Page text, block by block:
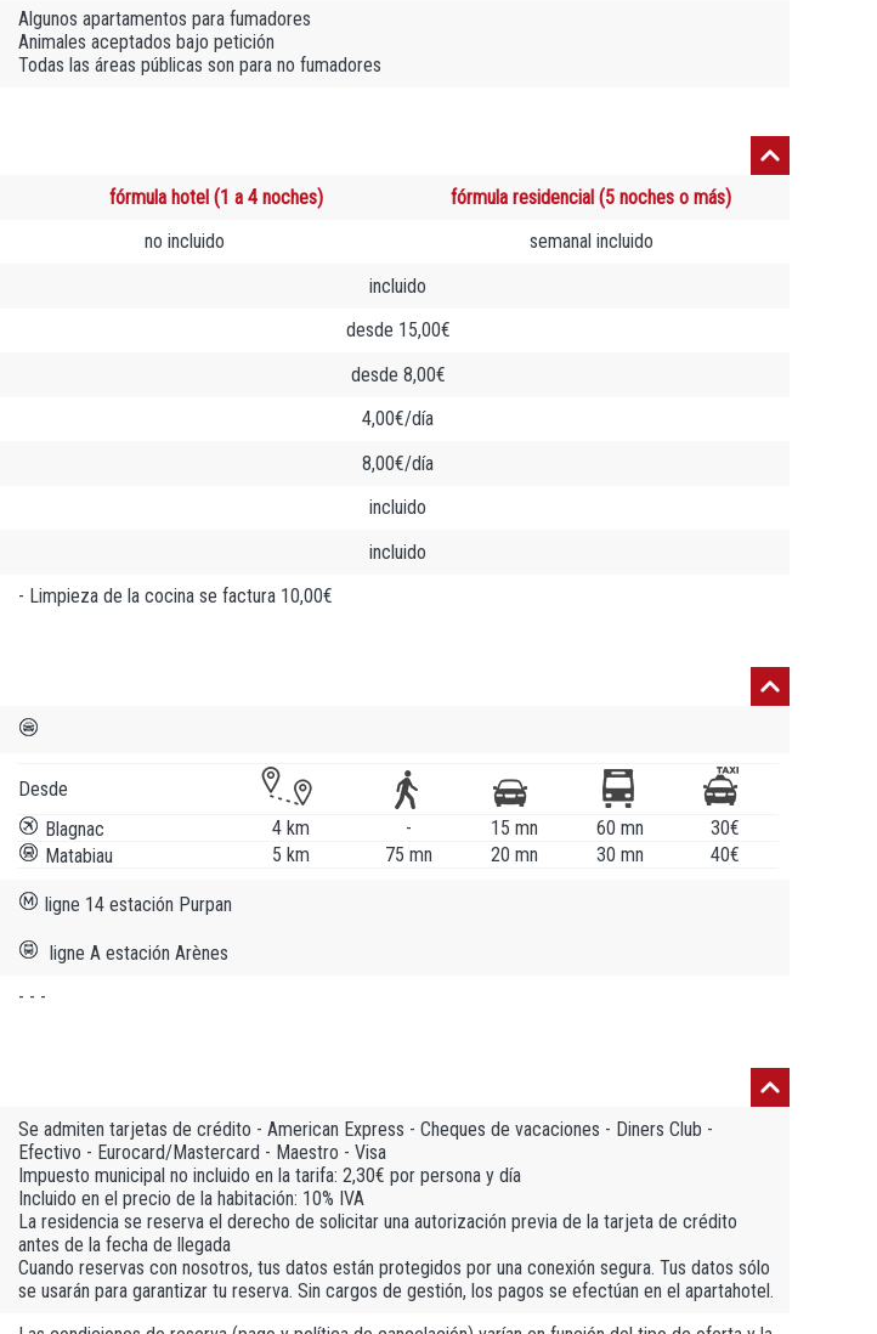
Algunos apartamentos para fumadores
Animales aceptados bajo petición
Todas las áreas públicas son para no fumadores
fórmula residencial (5 noches o más)
fórmula hotel (1 a 4 noches)
semanal incluido
no incluido
incluido
desde 15,00€
desde 8,00€
4,00€/día
8,00€/día
incluido
incluido
- Limpieza de la cocina se factura 10,00€
Desde
Blagnac
4 km - 15 mn 60 mn
30€
Matabiau
5 km 75 mn 20 mn 30 mn 40€
ligne 14 estación Purpan
ligne A estación Arènes
- - -
Se admiten tarjetas de crédito - American Express - Cheques de vacaciones - Diners Club -
Efectivo - Eurocard/Mastercard - Maestro - Visa
Impuesto municipal no incluido en la tarifa: 2,30€ por persona y día
Incluido en el precio de la habitación: 10% IVA
La residencia se reserva el derecho de solicitar una autorización previa de la tarjeta de crédito
antes de la fecha de llegada
Cuando reservas con nosotros, tus datos están protegidos por una conexión segura. Tus datos sólo
se usarán para garantizar tu reserva. Sin cargos de gestión, los pagos se efectúan en el apartahotel.